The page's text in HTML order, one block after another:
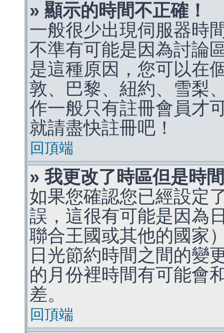
» 顯示的時間不正確！
一般很少出現伺服器時
不準有可能是因為討論
是這種原因，您可以在
敦、巴黎、紐約、雪梨
作一般只有註冊會員才
就請盡快註冊吧！
回頂端
» 我更改了時區但是時
如果您確認您已經設定
誤，這很有可能是因為
聯合王國或其他的國家
日光節約時間之間的變
的月份裡時間有可能會
差。
回頂端